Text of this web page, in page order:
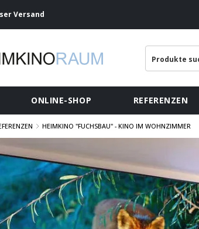
Versand
ONLINE-SHOP REFERENZEN
HEIMKINO "FUCHSBAU" - KINO IM WOHNZIMMER